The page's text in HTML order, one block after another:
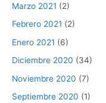
Marzo 2021 (2)
Febrero 2021 (2)
Enero 2021 (6)
Diciembre 2020 (34)
Noviembre 2020 (7)
Septiembre 2020 (1)